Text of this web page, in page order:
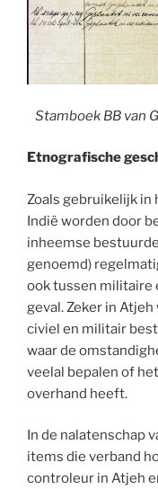
Stamboek BB van
Etnografische
Zoals gebruikelijk in
Indië worden door
inheemse
genoemd)
ook tussen militaire
geval. Zeker in
civiel en militair
waar de
veelal bepalen of
overhand heeft.
In de nalatenschap
items die verband
controleur in Atjeh